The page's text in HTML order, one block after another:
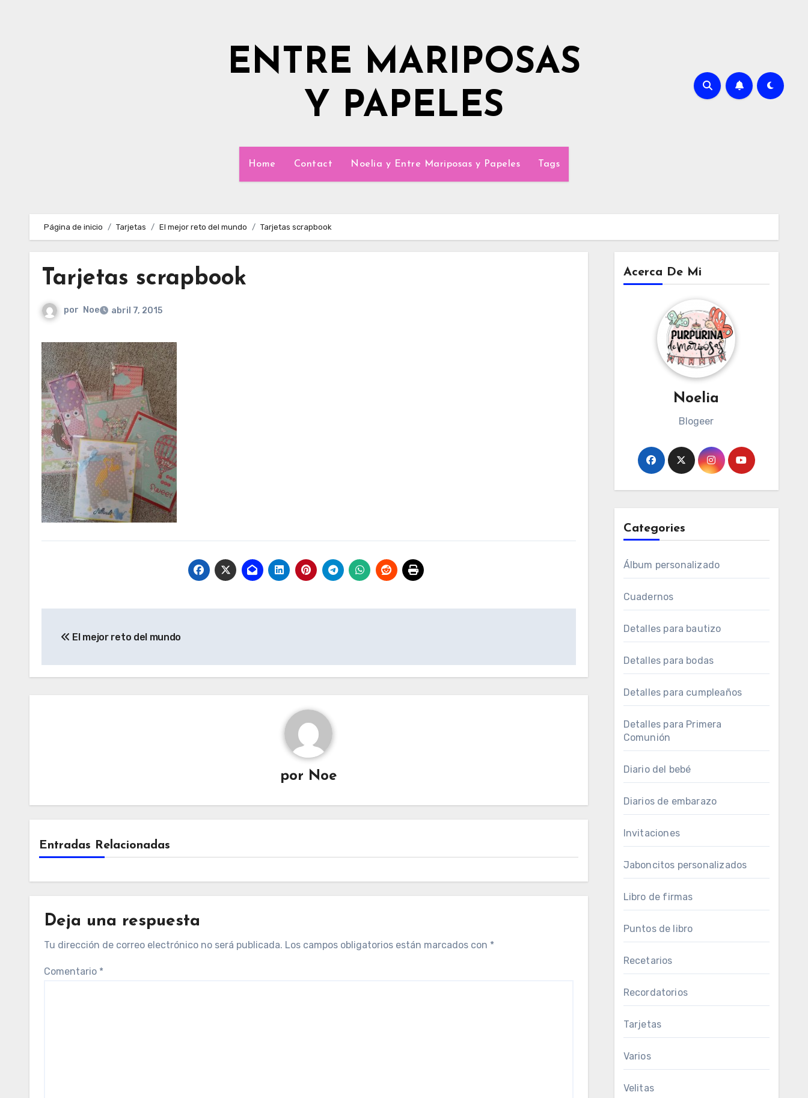
ENTRE MARIPOSAS
Y PAPELES
Home Contact Noelia y Entre Mariposas y Papeles Tags
Página de inicio Tarjetas El mejor reto del mundo Tarjetas scrapbook
Tarjetas scrapbook
por Noe abril 7, 2015
de
entradas
El mejor reto del mundo
por Noe
Entradas Relacionadas
Deja una respuesta
Tu dirección de correo electrónico no será publicada. Los campos obligatorios están marcados con *
Comentario *
Acerca De Mi
Noelia
Blogeer
Categories
Álbum personalizado
Cuadernos
Detalles para bautizo
Detalles para bodas
Detalles para cumpleaños
Detalles para Primera
Comunión
Diario del bebé
Diarios de embarazo
Invitaciones
Jaboncitos personalizados
Libro de firmas
Puntos de libro
Recetarios
Recordatorios
Tarjetas
Varios
Velitas